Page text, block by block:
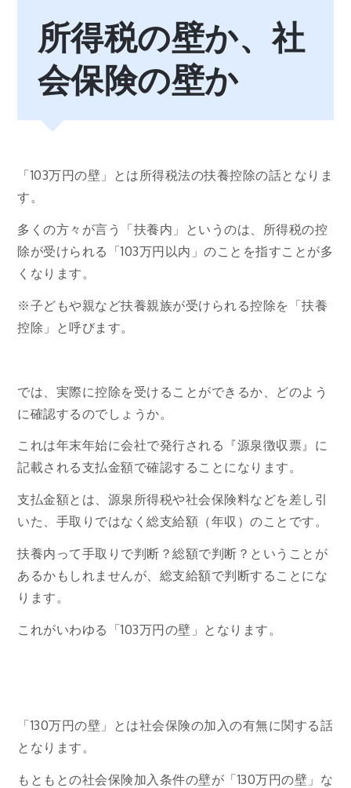
所得税の壁か、社
会保険の壁か
「103万円の壁」とは所得税法の扶養控除の話となりま
す。
多くの方々が言う「扶養内」というのは、所得税の控
除が受けられる「103万円以内」のことを指すことが多
くなります。
※子どもや親など扶養親族が受けられる控除を「扶養
控除」と呼びます。
では、実際に控除を受けることができるか、どのよう
に確認するのでしょうか。
これは年末年始に会社で発行される『源泉徴収票』に
記載される支払金額で確認することになります。
支払金額とは、源泉所得税や社会保険料などを差し引
いた、手取りではなく総支給額（年収）のことです。
扶養内って手取りで判断？総額で判断？ということが
あるかもしれませんが、総支給額で判断することにな
ります。
これがいわゆる「103万円の壁」となります。
「130万円の壁」とは社会保険の加入の有無に関する話
となります。
もともとの社会保険加入条件の壁が「130万円の壁」な